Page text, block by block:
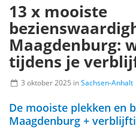
13 x mooiste
Maagdenburg:
tijdens je
3 oktober 2025 inSachsen-Anhalt
De mooiste plekken en
Maagdenburg +